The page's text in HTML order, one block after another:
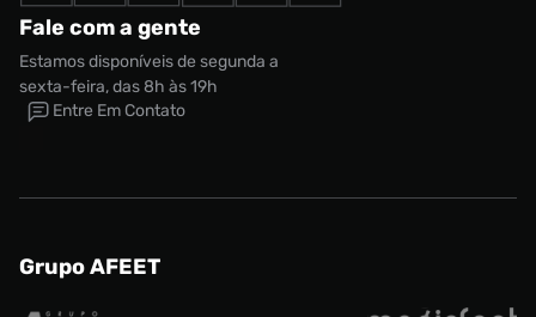
Fale com a gente
Estamos disponíveis de segunda a
sexta-feira, das 8h às 19h
Entre Em Contato
Grupo AFEET